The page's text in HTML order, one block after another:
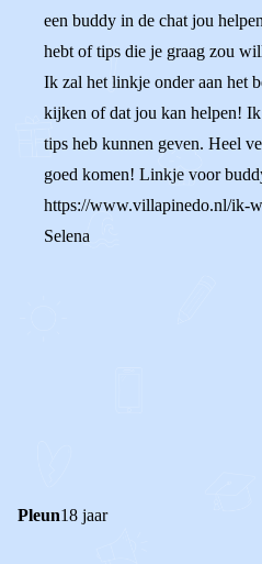
een buddy in de chat jou
hebt of tips die je graag zou
Ik zal het linkje onder aan het
kijken of dat jou kan helpen!
tips heb kunnen geven. Heel
goed komen! Linkje voor
https://www.villapinedo.nl/ik-
Selena
Pleun18 jaar